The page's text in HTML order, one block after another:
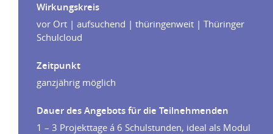
Wirkungskreis
vor Ort | aufsuchend | thüringenweit | Thüringer
Schulcloud
Zeitpunkt
ganzjährig möglich
Dauer des Angebots für die Teilnehmenden
1 – 3 Projekttage á 6 Schulstunden, ideal als Modul